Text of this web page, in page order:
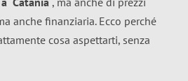
anche finanziaria. Ecco perché
cosa aspettarti, senza